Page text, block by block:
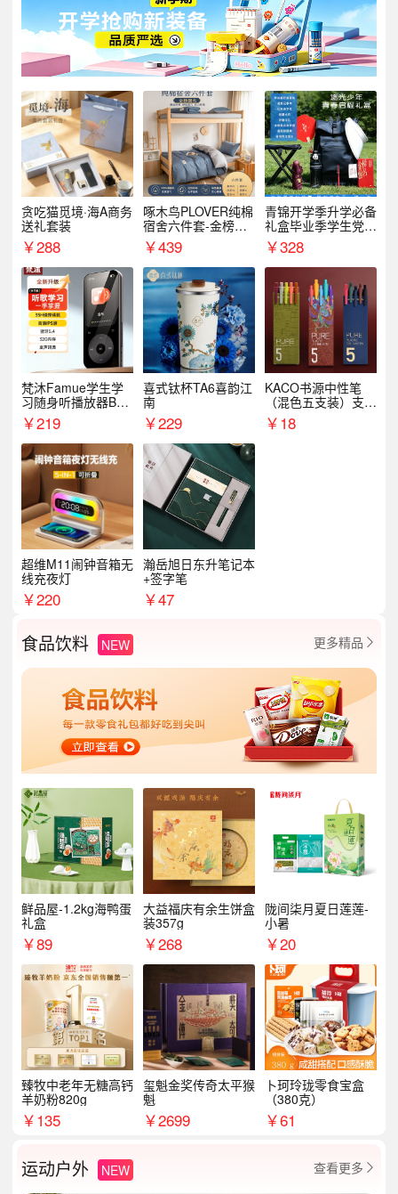
贪吃猫觅境·海A商务
送礼套装
￥288
啄木鸟PLOVER纯棉
宿舍六件套-金榜题
名
￥439
青锦开学季升学必备
礼盒毕业季学生党户
外出行备考装备礼品
￥328
梵沐Famue学生学
习随身听播放器BL1
5（64G）
￥219
喜式钛杯TA6喜韵江
南
￥229
KACO书源中性笔
（混色五支装）支持
logo定制
￥18
超维M11闹钟音箱无
线充夜灯
￥220
瀚岳旭日东升笔记本
+签字笔
￥47
食品饮料 NEW 更多精品 
鲜品屋-1.2kg海鸭蛋
礼盒
￥89
大益福庆有余生饼盒
装357g
￥268
陇间柒月夏日莲莲-
小暑
￥20
臻牧中老年无糖高钙
羊奶粉820g
￥135
玺魁金奖传奇太平猴
魁
￥2699
卜珂玲珑零食宝盒
（380克）
￥61
运动户外 NEW 查看更多 